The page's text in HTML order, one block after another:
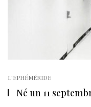
L'EPHÉMÉRIDE
Né un 11